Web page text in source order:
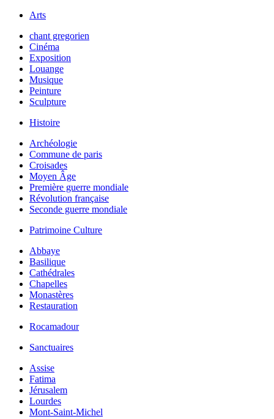
Arts
chant gregorien
Cinéma
Exposition
Louange
Musique
Peinture
Sculpture
Histoire
Archéologie
Commune de paris
Croisades
Moyen Âge
Première guerre mondiale
Révolution française
Seconde guerre mondiale
Patrimoine Culture
Abbaye
Basilique
Cathédrales
Chapelles
Monastères
Restauration
Rocamadour
Sanctuaires
Assise
Fatima
Jérusalem
Lourdes
Mont-Saint-Michel